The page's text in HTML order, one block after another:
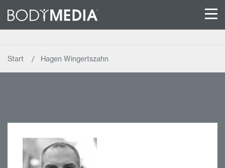
Start Hagen Wingertszahn